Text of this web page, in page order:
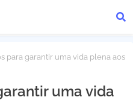
para garantir uma vida plena aos
uma vida